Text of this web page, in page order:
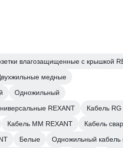
влагозащищенные с крышкой
медные
Одножильный
REXANT
Кабель
Кабель ММ REXANT
Кабель
Белые
Одножильный кабель